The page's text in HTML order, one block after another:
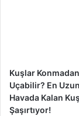
Kuşlar
Uçabilir? En
Havada Kalan
Şaşırtıyor!